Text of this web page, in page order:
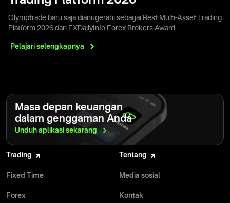
Olymptrade baru saja dianugerahi sebagai Best Multi-Asset Trading
Platform 2026 dari FXDailyInfo Forex Brokers Award.
Pelajari selengkapnya
Masa depan keuangan
dalam genggaman Anda
Unduh aplikasi sekarang
Trading
Fixed Time
Forex
Tentang
Media sosial
Kontak